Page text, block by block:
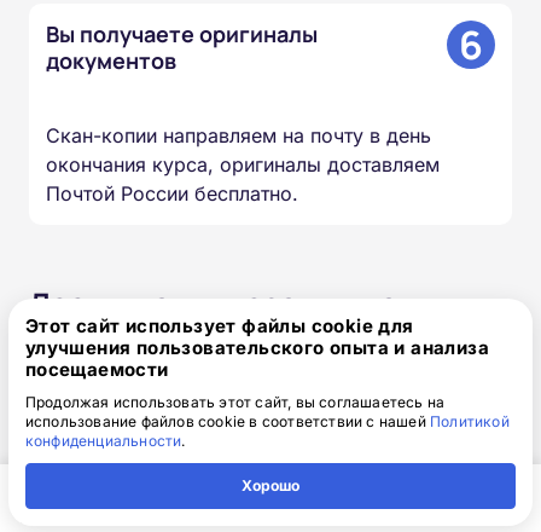
Вы получаете оригиналы
документов
6
Скан-копии направляем на почту в день
окончания курса, оригиналы доставляем
Почтой России бесплатно.
Доступная интерактивная
платформа дистанционного
обучения
Онлайн-формат позволяет вам проходить
обучение в любое время в любом месте и с
любого устройства. Организуйте свой учебный
Этот сайт использует файлы cookie для
улучшения пользовательского опыта и анализа
посещаемости
Продолжая использовать этот сайт, вы соглашаетесь на
использование файлов cookie в соответствии с нашей Политикой
конфиденциальности.
Хорошо